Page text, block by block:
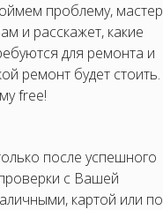
проблему, мастер
и расскажет, какие
для ремонта и
ремонт будет стоить.
free!
после успешного
с Вашей
картой или по